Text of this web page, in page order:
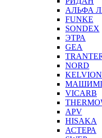
АЛЬФА
FUNKE
SONDEX
ЭТРА
GEA
NORD
KELVION
VICARB
APV
HISAKA
АСТЕРА